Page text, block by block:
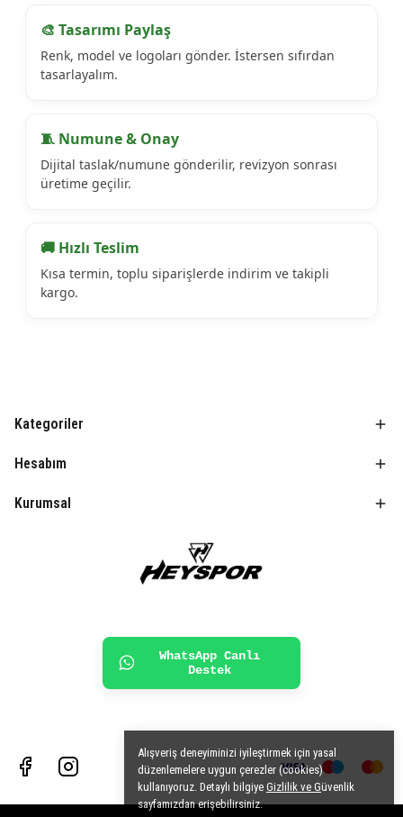
Alışveriş deneyiminizi iyileştirmek için yasal
düzenlemelere uygun çerezler (cookies)
kullanıyoruz. Detaylı bilgiye Gizlilik ve Güvenlik
sayfamızdan erişebilirsiniz.
🎨 Tasarımı Paylaş
Renk, model ve logoları gönder. İstersen sıfırdan
tasarlayalım.
🧵 Numune & Onay
Dijital taslak/numune gönderilir, revizyon sonrası
üretime geçilir.
🚚 Hızlı Teslim
Kısa termin, toplu siparişlerde indirim ve takipli
kargo.
Kategoriler
Hesabım
Kurumsal
WhatsApp Canlı
Destek